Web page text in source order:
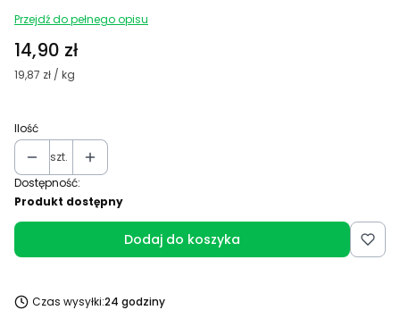
Przejdź do pełnego opisu
Cena
14,90 zł
19,87 zł / kg
Ilość
szt.
Dostępność:
Produkt dostępny
Dodaj do koszyka
Czas wysyłki:24 godziny